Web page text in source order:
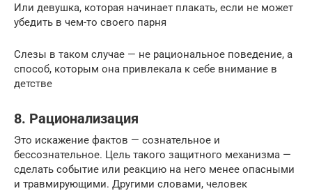
Или девушка, которая начинает плакать, если не может
убедить в чем-то своего парня
Слезы в таком случае — не рациональное поведение, а
способ, которым она привлекала к себе внимание в
детстве
8. Рационализация
Это искажение фактов — сознательное и
бессознательное. Цель такого защитного механизма —
сделать событие или реакцию на него менее опасными
и травмирующими. Другими словами, человек